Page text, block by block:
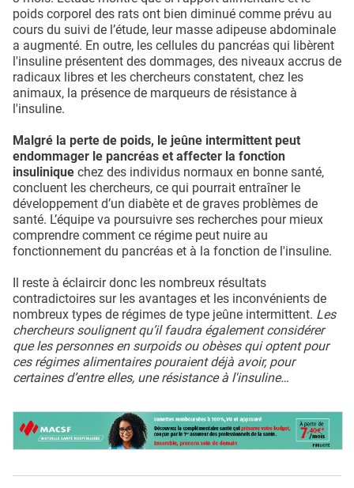
poids corporel des rats ont bien diminué comme prévu au
cours du suivi de l’étude, leur masse adipeuse abdominale
a augmenté. En outre, les cellules du pancréas qui libèrent
l'insuline présentent des dommages, des niveaux accrus de
radicaux libres et les chercheurs constatent, chez les
animaux, la présence de marqueurs de résistance à
l'insuline.
Malgré la perte de poids, le jeûne intermittent peut
endommager le pancréas et affecter la fonction
insulinique chez des individus normaux en bonne santé,
concluent les chercheurs, ce qui pourrait entraîner le
développement d’un diabète et de graves problèmes de
santé. L’équipe va poursuivre ses recherches pour mieux
comprendre comment ce régime peut nuire au
fonctionnement du pancréas et à la fonction de l'insuline.
Il reste à éclaircir donc les nombreux résultats
contradictoires sur les avantages et les inconvénients de
nombreux types de régimes de type jeûne intermittent. Les
chercheurs soulignent qu’il faudra également considérer
que les personnes en surpoids ou obèses qui optent pour
ces régimes alimentaires pouraient déjà avoir, pour
certaines d’entre elles, une résistance à l'insuline…